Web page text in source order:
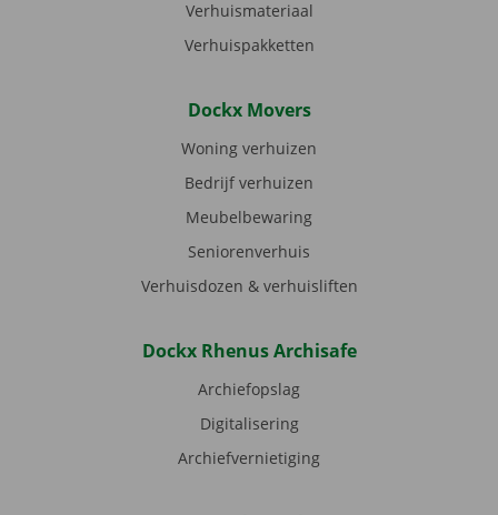
Verhuismateriaal
Verhuispakketten
Dockx Movers
Woning verhuizen
Bedrijf verhuizen
Meubelbewaring
Seniorenverhuis
Verhuisdozen & verhuisliften
Dockx Rhenus Archisafe
Archiefopslag
Digitalisering
Archiefvernietiging